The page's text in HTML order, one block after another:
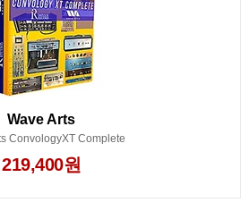
Wave Arts
ConvologyXT Complete
219,400원